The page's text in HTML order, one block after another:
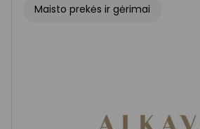
Maisto prekės ir gėrimai